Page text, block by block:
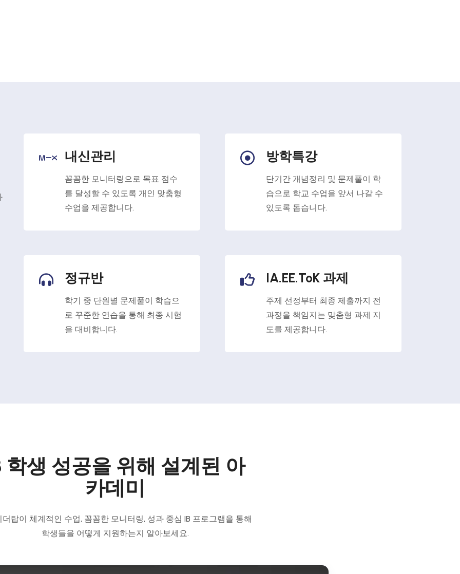
내신관리
꼼꼼한 모니터링으로 목표 점수
를 달성할 수 있도록 개인 맞춤형
수업을 제공합니다.
방학특강
단기간 개념정리 및 문제풀이 학
습으로 학교 수업을 앞서 나갈 수
있도록 돕습니다.
정규반
학기 중 단원별 문제풀이 학습으
로 꾸준한 연습을 통해 최종 시험
을 대비합니다.
IA.EE.ToK 과제
주제 선정부터 최종 제출까지 전
과정을 책임지는 맞춤형 과제 지
도를 제공합니다.
학생 성공을 위해 설계된 아
카데미
탑이 체계적인 수업, 꼼꼼한 모니터링, 성과 중심 IB 프로그램을 통해
학생들을 어떻게 지원하는지 알아보세요.